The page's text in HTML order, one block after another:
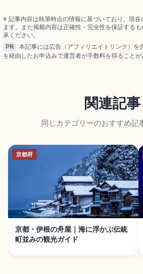
※ 記事内容は執筆時点の情報に基づいており、現
ます。また掲載内容は正確性・完全性を保証する
承ください。
PR
本記事には広告（アフィリエイトリンク）を
を経由したお申込みで運営者が手数料を得ることが
関連記事
同じカテゴリーのおすすめ記
京都府
京都・伊根の舟屋｜海に浮かぶ伝統
町並みの観光ガイド